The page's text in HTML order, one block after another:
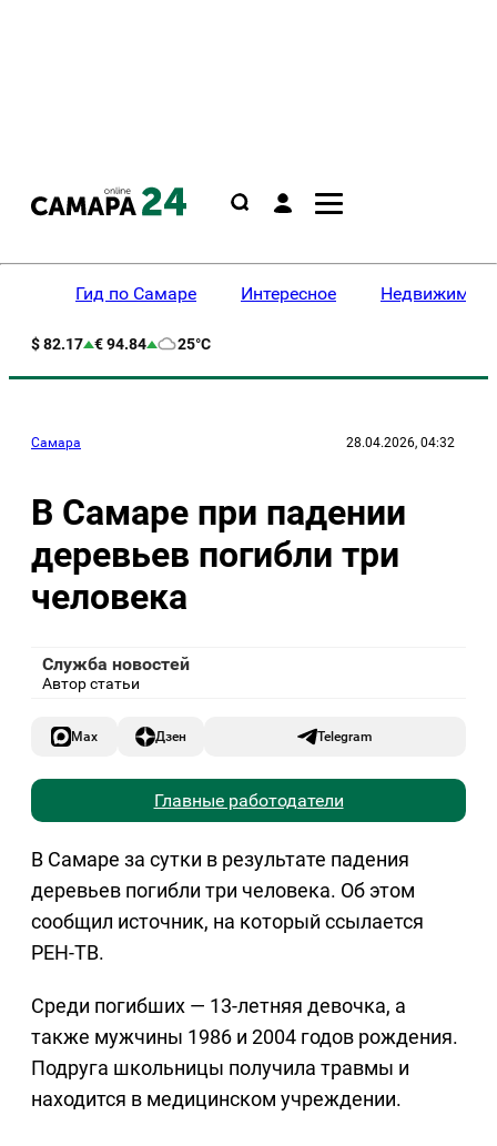
Гид по Самаре Интересное
$ 82.17 € 94.84 25°C
Самара 28.04.2026, 04:32
В Самаре при падении
деревьев погибли три
человека
Служба новостей
Автор статьи
Max Дзен Telegram
Главные работодатели
В Самаре за сутки в результате падения
деревьев погибли три человека. Об этом
сообщил источник, на который ссылается
РЕН-ТВ.
Среди погибших — 13-летняя девочка, а
также мужчины 1986 и 2004 годов рождения.
Подруга школьницы получила травмы и
находится в медицинском учреждении.